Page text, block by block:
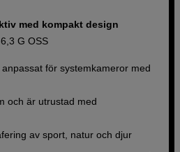
med kompakt design
G OSS
för systemkameror med
och är utrustad med
av sport, natur och djur